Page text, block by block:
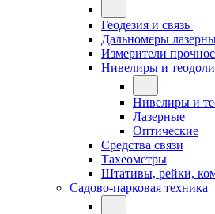
Геодезия и связь
Дальномеры
Измерители
Нивелиры и
Нивелиры и
Лазерные
Оптические
Средства связи
Тахеометры
Штативы, рейки,
Садово-парковая техника